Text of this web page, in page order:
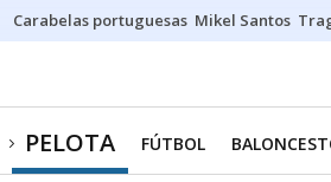
Carabelas portuguesas Mikel Santos
PELOTA FÚTBOL